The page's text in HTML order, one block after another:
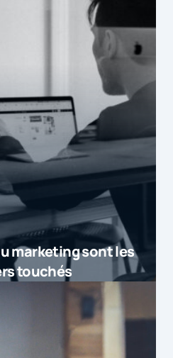
dépasser les 3 milliards en 2015
le marché
digitale a
1er semestre
[…]
d&e...
marketing sont les
touchés